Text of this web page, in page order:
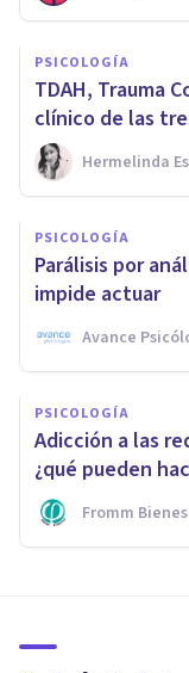
PSICOLOGÍA
TDAH, Trauma
clínico de las
Hermelinda
PSICOLOGÍA
Parálisis por
impide actuar
Avance
PSICOLOGÍA
Adicción a las
¿qué pueden
Fromm